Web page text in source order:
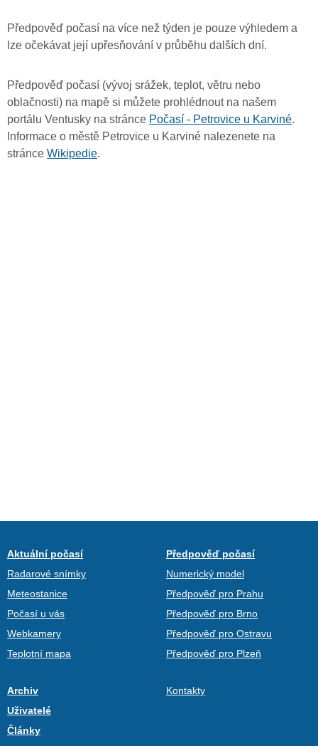
Předpověď počasí na více než týden je pouze výhledem a
lze očekávat její upřesňování v průběhu dalších dní.
Předpověď počasí (vývoj srážek, teplot, větru nebo
oblačnosti) na mapě si můžete prohlédnout na našem
portálu Ventusky na stránce Počasí - Petrovice u Karviné.
Informace o městě Petrovice u Karviné nalezenete na
stránce Wikipedie.
Aktuální počasí
Radarové snímky
Meteostanice
Počasí u vás
Webkamery
Teplotní mapa
Předpověď počasí
Numerický model
Předpověď pro Prahu
Předpověď pro Brno
Předpověď pro Ostravu
Předpověď pro Plzeň
Archiv
Uživatelé
Články
Kontakty